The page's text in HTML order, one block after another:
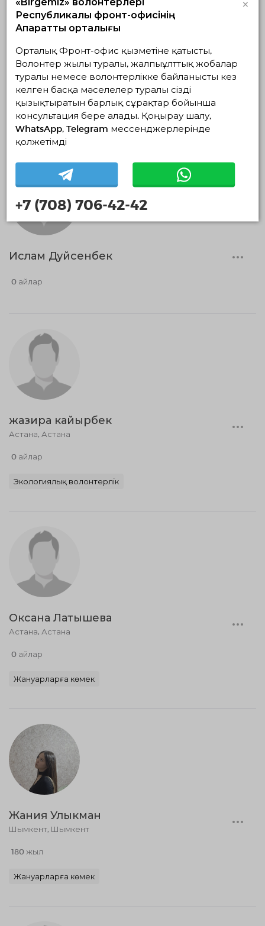
ThomasBreet
ThomasBreetQE
0 айлар
Ислам Дуйсенбек
0 айлар
жазира кайырбек
Астана, Астана
0 айлар
Экологиялық волонтерлік
Оксана Латышева
Астана, Астана
0 айлар
Жануарларға көмек
Жания Улыкман
Шымкент, Шымкент
180 жыл
Жануарларға көмек
Республикалық фронт-офисінің
Ақпараттық орталығы
×
Орталық Фронт-офис қызметіне қатысты,
Волонтер жылы туралы, жалпыұлттық жобалар
туралы немесе волонтерлікке байланысты кез
келген басқа мәселелер туралы сізді
қызықтыратын барлық сұрақтар бойынша
консультация бере алады. Қоңырау шалу,
WhatsApp, Telegram мессенджерлерінде
қолжетімді
+7 (708) 706-42-42